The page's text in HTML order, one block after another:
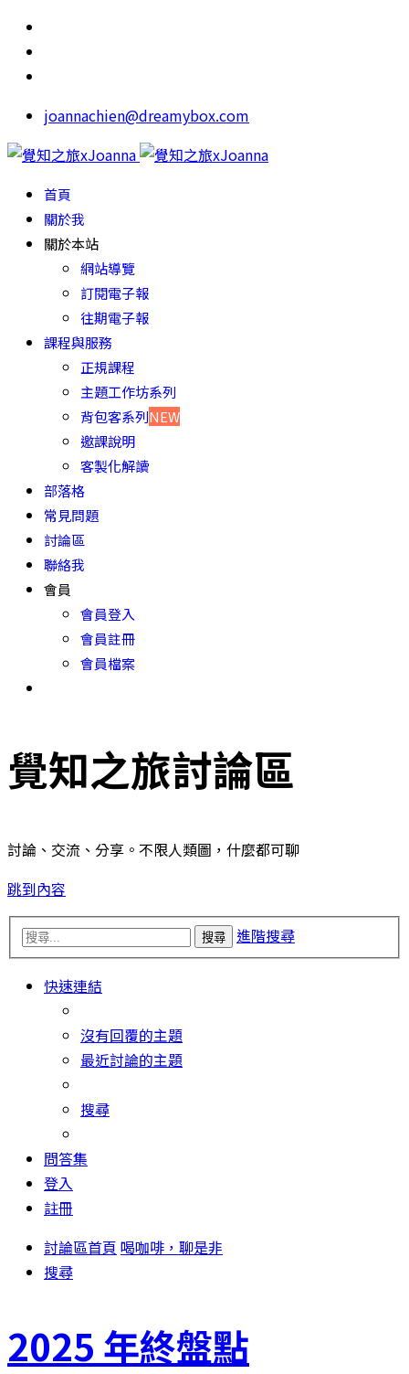
joannachien@dreamybox.com
首頁
關於我
關於本站
網站導覽
訂閱電子報
往期電子報
課程與服務
正規課程
主題工作坊系列
背包客系列NEW
邀課說明
客製化解讀
部落格
常見問題
討論區
聯絡我
會員
會員登入
會員註冊
會員檔案
覺知之旅討論區
討論、交流、分享。不限人類圖，什麼都可聊
跳到內容
搜尋 進階搜尋
快速連結
沒有回覆的主題
最近討論的主題
搜尋
問答集
登入
註冊
討論區首頁 喝咖啡，聊是非
搜尋
2025 年終盤點